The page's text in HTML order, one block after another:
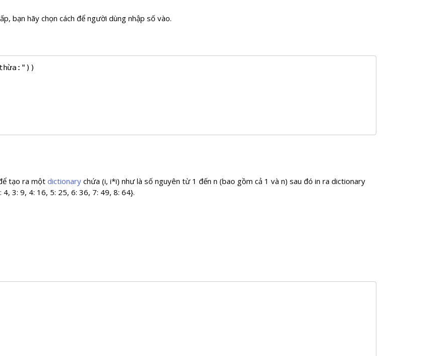
bạn hãy chọn cách để người dùng nhập số vào.
tạo ra một dictionary chứa (i, i*i) như là số nguyên từ 1 đến n (bao gồm cả 1 và n) sau đó in ra dictionary
3: 9, 4: 16, 5: 25, 6: 36, 7: 49, 8: 64}.